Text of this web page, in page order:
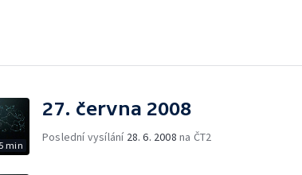
min
27. června 2008
Poslední vysílání 28. 6. 2008 na ČT2